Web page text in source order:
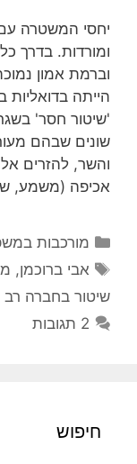
יחסי המשטרה עם
ומורדות. בדרך
וברמת אמון
הייתה
'שיטור חסר'
שונים שבהם
והשר, להזרים
אכיפה (משמע,
קטגוריות
מורכבות
תגיות
אבי ברוכמן,
שיטור בחברה רב
2 תגובות
חיפוש